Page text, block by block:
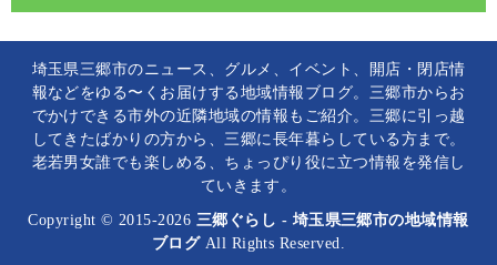
埼玉県三郷市のニュース、グルメ、イベント、開店・閉店情
報などをゆる〜くお届けする地域情報ブログ。三郷市からお
でかけできる市外の近隣地域の情報もご紹介。三郷に引っ越
してきたばかりの方から、三郷に長年暮らしている方まで。
老若男女誰でも楽しめる、ちょっぴり役に立つ情報を発信し
ていきます。
Copyright © 2015-2026 三郷ぐらし - 埼玉県三郷市の地域情報
ブログAll Rights Reserved.